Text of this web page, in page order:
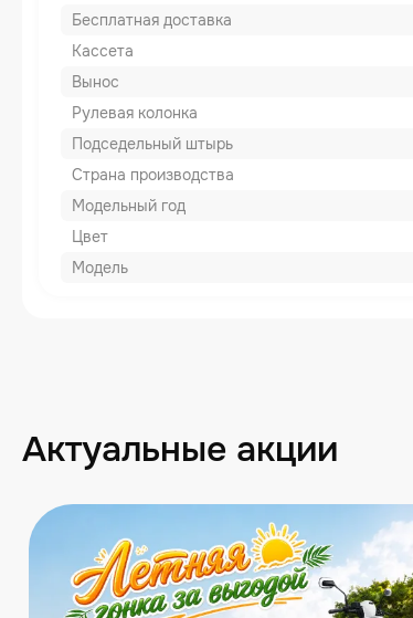
Бесплатная доставка
Кассета
Вынос
Рулевая колонка
Подседельный штырь
Страна производства
Модельный год
Цвет
Модель
Актуальные акции